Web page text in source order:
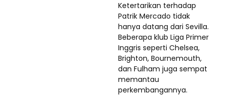
Ketertarikan terhadap
Patrik Mercado tidak
hanya datang dari Sevilla.
Beberapa klub Liga Primer
Inggris seperti Chelsea,
Brighton, Bournemouth,
dan Fulham juga sempat
memantau
perkembangannya.